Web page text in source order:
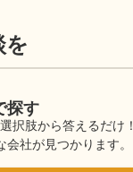
探す
択肢から答えるだけ！
会社が見つかります。